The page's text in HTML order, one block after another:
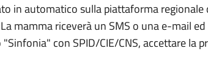
in automatico sulla piattaforma regionale
mamma riceverà un SMS o una e-mail
con SPID/CIE/CNS, accettare la